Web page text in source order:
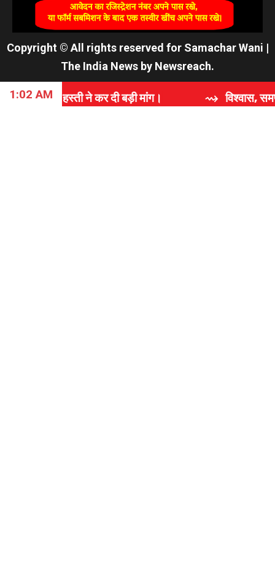
Copyright © All rights reserved for Samachar Wani |
The India News by Newsreach.
1:02 AM
दी बड़ी मांग। ⇝ विश्वास, समर्पण और गुणवत्ता की